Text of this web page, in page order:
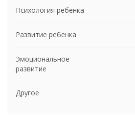
Психология ребенка
Развитие ребенка
Эмоциональное
развитие
Другое